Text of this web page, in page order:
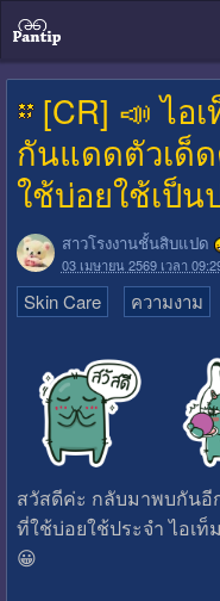
[CR] 📣 ไอ
กันแดดตัวเด็
ใช้บ่อยใช้เป็น
สาวโรงงานชั้นสิบแปด
03 เมษายน 2569 เวลา
Skin Care ความงาม
สวัสดีค่ะ กลับมาพบกันอี
ที่ใช้บ่อยใช้ประจำ ไอเท็
😀